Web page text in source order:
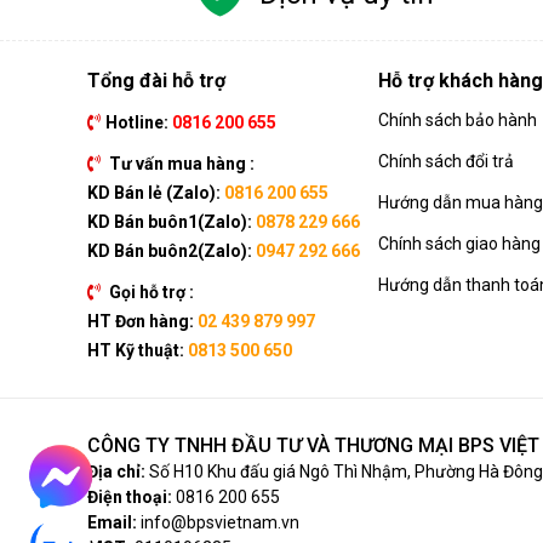
Tổng đài hỗ trợ
Hotline: 0816 200 655
Tư vấn mua hàng :
KD Bán lẻ (Zalo): 0816 200 655
KD Bán buôn1(Zalo): 0878 229 666
KD Bán buôn2(Zalo): 0947 292 666
Gọi hỗ trợ :
HT Đơn hàng: 02 439 879 997
HT Kỹ thuật: 0813 500 650
Hỗ trợ khách hàng
Chính sách bảo hành
Chính sách đổi trả
Hướng dẫn mua
Chính sách giao hàng
Hướng dẫn thanh
CÔNG TY TNHH ĐẦU TƯ VÀ THƯƠNG MẠI BPS
Địa chỉ: Số H10 Khu đấu giá Ngô Thì Nhậm, Phường Hà
Điện thoại: 0816 200 655
Email: info@bpsvietnam.vn